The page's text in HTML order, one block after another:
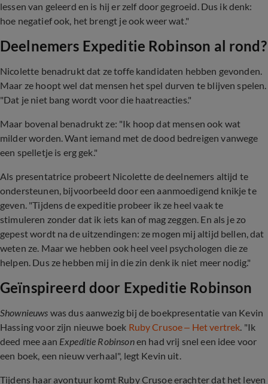
lessen van geleerd en is hij er zelf door gegroeid. Dus ik denk:
hoe negatief ook, het brengt je ook weer wat."
Deelnemers Expeditie Robinson al rond?
Nicolette benadrukt dat ze toffe kandidaten hebben gevonden.
Maar ze hoopt wel dat mensen het spel durven te blijven spelen.
"Dat je niet bang wordt voor die haatreacties."
Maar bovenal benadrukt ze: "Ik hoop dat mensen ook wat
milder worden. Want iemand met de dood bedreigen vanwege
een spelletje is erg gek."
Als presentatrice probeert Nicolette de deelnemers altijd te
ondersteunen, bijvoorbeeld door een aanmoedigend knikje te
geven. "Tijdens de expeditie probeer ik ze heel vaak te
stimuleren zonder dat ik iets kan of mag zeggen. En als je zo
gepest wordt na de uitzendingen: ze mogen mij altijd bellen, dat
weten ze. Maar we hebben ook heel veel psychologen die ze
helpen. Dus ze hebben mij in die zin denk ik niet meer nodig."
Geïnspireerd door Expeditie Robinson
Shownieuws was dus aanwezig bij de boekpresentatie van Kevin
Hassing voor zijn nieuwe boek Ruby Crusoe – Het vertrek. "Ik
deed mee aan Expeditie Robinsonen had vrij snel een idee voor
een boek, een nieuw verhaal", legt Kevin uit.
Tijdens haar avontuur komt Ruby Crusoe erachter dat het leven